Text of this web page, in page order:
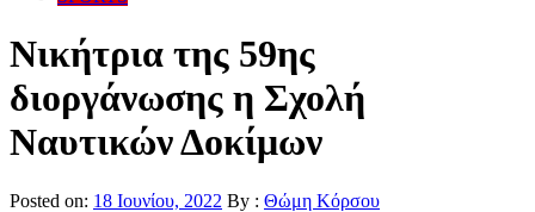
Νικήτρια της 59ης
διοργάνωσης η Σχολή
Ναυτικών Δοκίμων
Posted on: 18 Ιουνίου, 2022 By : Θώμη Κόρσου